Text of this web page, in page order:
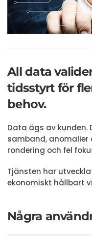
All data
tidsstyrt för
behov.
Data ägs av
samband, anomalier
rondering och fel
Tjänsten har
ekonomiskt hållbart
Några